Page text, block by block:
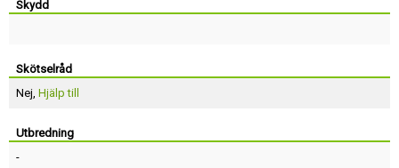
Skydd
Skötselråd
Nej, Hjälp till
Utbredning
-